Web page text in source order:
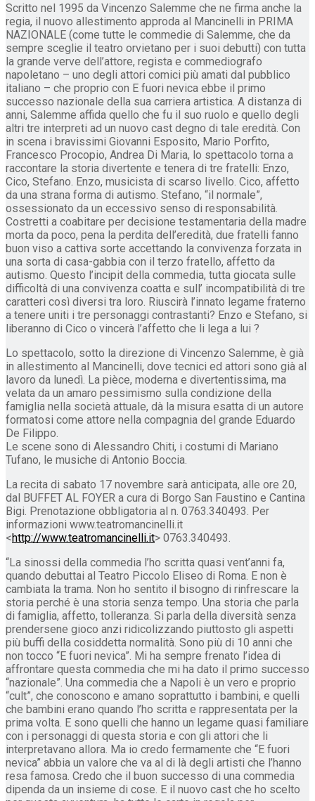
Scritto nel 1995 da Vincenzo Salemme che ne firma anche la
regia, il nuovo allestimento approda al Mancinelli in PRIMA
NAZIONALE (come tutte le commedie di Salemme, che da
sempre sceglie il teatro orvietano per i suoi debutti) con tutta
la grande verve dell’attore, regista e commediografo
napoletano – uno degli attori comici più amati dal pubblico
italiano – che proprio con E fuori nevica ebbe il primo
successo nazionale della sua carriera artistica. A distanza di
anni, Salemme affida quello che fu il suo ruolo e quello degli
altri tre interpreti ad un nuovo cast degno di tale eredità. Con
in scena i bravissimi Giovanni Esposito, Mario Porfito,
Francesco Procopio, Andrea Di Maria, lo spettacolo torna a
raccontare la storia divertente e tenera di tre fratelli: Enzo,
Cico, Stefano. Enzo, musicista di scarso livello. Cico, affetto
da una strana forma di autismo. Stefano, “il normale”,
ossessionato da un eccessivo senso di responsabilità.
Costretti a coabitare per decisione testamentaria della madre
morta da poco, pena la perdita dell’eredità, due fratelli fanno
buon viso a cattiva sorte accettando la convivenza forzata in
una sorta di casa-gabbia con il terzo fratello, affetto da
autismo. Questo l’incipit della commedia, tutta giocata sulle
difficoltà di una convivenza coatta e sull’ incompatibilità di tre
caratteri così diversi tra loro. Riuscirà l’innato legame fraterno
a tenere uniti i tre personaggi contrastanti? Enzo e Stefano, si
liberanno di Cico o vincerà l’affetto che li lega a lui ?
Lo spettacolo, sotto la direzione di Vincenzo Salemme, è già
in allestimento al Mancinelli, dove tecnici ed attori sono già al
lavoro da lunedì. La pièce, moderna e divertentissima, ma
velata da un amaro pessimismo sulla condizione della
famiglia nella società attuale, dà la misura esatta di un autore
formatosi come attore nella compagnia del grande Eduardo
De Filippo.
Le scene sono di Alessandro Chiti, i costumi di Mariano
Tufano, le musiche di Antonio Boccia.
La recita di sabato 17 novembre sarà anticipata, alle ore 20,
dal BUFFET AL FOYER a cura di Borgo San Faustino e Cantina
Bigi. Prenotazione obbligatoria al n. 0763.340493. Per
informazioni www.teatromancinelli.it
<http://www.teatromancinelli.it> 0763.340493.
“La sinossi della commedia l’ho scritta quasi vent’anni fa,
quando debuttai al Teatro Piccolo Eliseo di Roma. E non è
cambiata la trama. Non ho sentito il bisogno di rinfrescare la
storia perché è una storia senza tempo. Una storia che parla
di famiglia, affetto, tolleranza. Si parla della diversità senza
prendersene gioco anzi ridicolizzando piuttosto gli aspetti
più buffi della cosiddetta normalità. Sono più di 10 anni che
non tocco “E fuori nevica”. Mi ha sempre frenato l’idea di
affrontare questa commedia che mi ha dato il primo successo
“nazionale”. Una commedia che a Napoli è un vero e proprio
“cult”, che conoscono e amano soprattutto i bambini, e quelli
che bambini erano quando l’ho scritta e rappresentata per la
prima volta. E sono quelli che hanno un legame quasi familiare
con i personaggi di questa storia e con gli attori che li
interpretavano allora. Ma io credo fermamente che “E fuori
nevica” abbia un valore che va al di là degli artisti che l’hanno
resa famosa. Credo che il buon successo di una commedia
dipenda da un insieme di cose. E il nuovo cast che ho scelto